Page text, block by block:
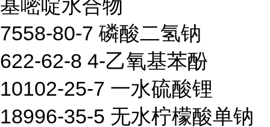
基嘧啶水合物
7558-80-7 磷酸二氢钠
622-62-8 4-乙氧基苯酚
10102-25-7 一水硫酸锂
18996-35-5 无水柠檬酸单钠